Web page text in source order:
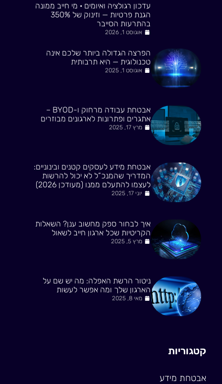
עדכון רגולציה ואיומים · מי חייב ממונה
הגנת פרטיות — וזינוק של 350%
בהתרעות הסייבר
אוגוסט 1, 2026
הפרצה הגדולה ביותר שלכם אינה
טכנולוגית — היא תרבותית
אוגוסט 1, 2025
אבטחת עבודה מרחוק ו-BYOD –
אתגרים ופתרונות לארגונים מבוזרים
מרץ 17, 2025
אבטחת מידע לעסקים קטנים ובינוניים:
המדריך שהמנכ”ל לא יכול להרשות
לעצמו להתעלם ממנו (מעודכן 2026)
יוני 17, 2025
איך לבחור ספק מחשוב ענן? השאלות
הקריטיות שכל ארגון חייב לשאול
מרץ 5, 2025
ניטור הרשת האפלה: מה יש שם על
הארגון שלך ומה אפשר לעשות
מאי 8, 2025
קטגוריות
אבטחת מידע